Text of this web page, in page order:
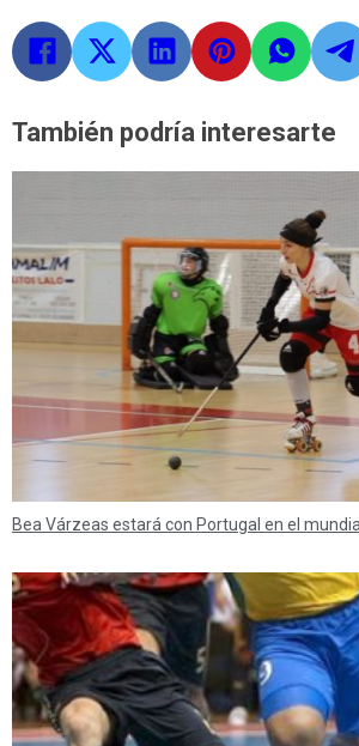
También podría interesarte
Bea Várzeas estará con Portugal en el